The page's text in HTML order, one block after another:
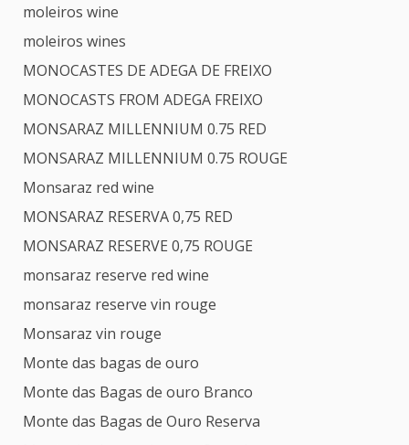
moleiros wine
moleiros wines
MONOCASTES DE ADEGA DE FREIXO
MONOCASTS FROM ADEGA FREIXO
MONSARAZ MILLENNIUM 0.75 RED
MONSARAZ MILLENNIUM 0.75 ROUGE
Monsaraz red wine
MONSARAZ RESERVA 0,75 RED
MONSARAZ RESERVE 0,75 ROUGE
monsaraz reserve red wine
monsaraz reserve vin rouge
Monsaraz vin rouge
Monte das bagas de ouro
Monte das Bagas de ouro Branco
Monte das Bagas de Ouro Reserva